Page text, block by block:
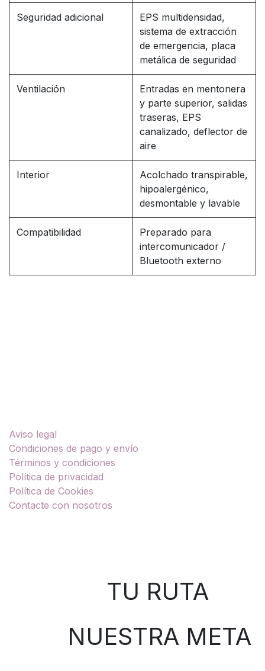
Seguridad adicional
EPS multidensidad,
sistema de extracción
de emergencia, placa
metálica de seguridad
Ventilación
Entradas en mentonera
y parte superior, salidas
traseras, EPS
canalizado, deflector de
aire
Interior
Acolchado transpirable,
hipoalergénico,
desmontable y lavable
Compatibilidad
Preparado para
intercomunicador /
Bluetooth externo
Aviso legal
Condiciones de pago y envío
Términos y condiciones
Política de privacidad
Política de Cookies
Contacte con nosotros
TU RUTA
NUESTRA META